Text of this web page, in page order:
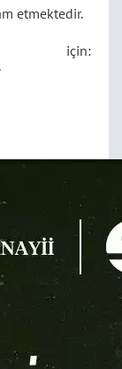
etmektedir.
için: